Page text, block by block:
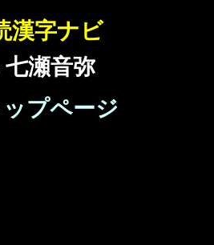
漢字ナビ
七瀬音弥
プページ